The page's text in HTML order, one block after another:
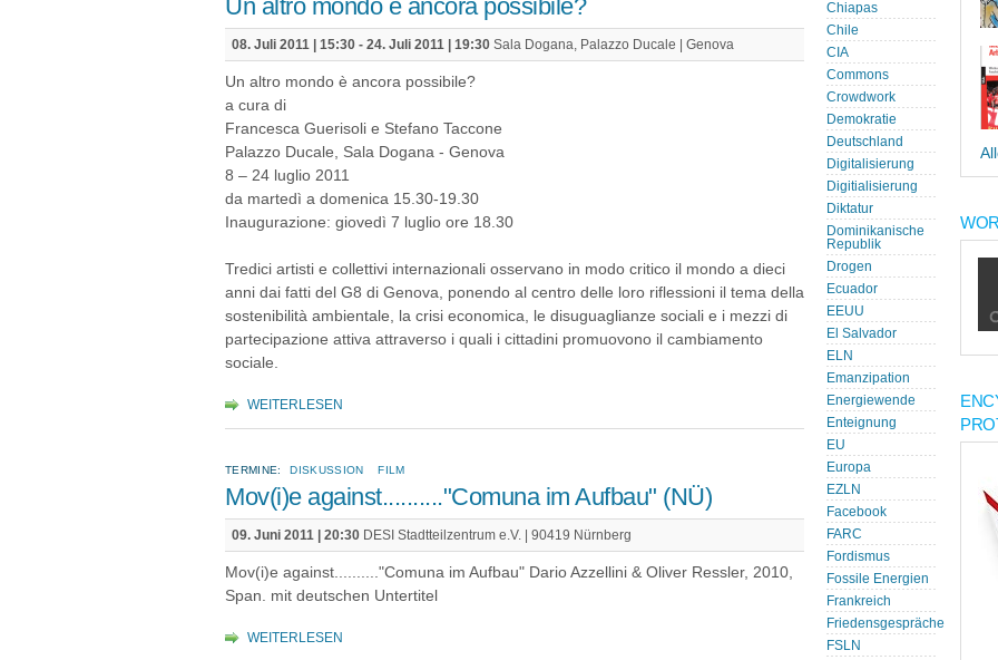
Un altro mondo è ancora possibile?
08. Juli 2011 | 15:30 - 24. Juli 2011 | 19:30 Sala Dogana, Palazzo Ducale | Genova
Un altro mondo è ancora possibile?
a cura di
Francesca Guerisoli e Stefano Taccone
Palazzo Ducale, Sala Dogana - Genova
8 – 24 luglio 2011
da martedì a domenica 15.30-19.30
Inaugurazione: giovedì 7 luglio ore 18.30
Tredici artisti e collettivi internazionali osservano in modo critico il mondo a dieci
anni dai fatti del G8 di Genova, ponendo al centro delle loro riflessioni il tema della
sostenibilità ambientale, la crisi economica, le disuguaglianze sociali e i mezzi di
partecipazione attiva attraverso i quali i cittadini promuovono il cambiamento
sociale.
WEITERLESEN
TERMINE: DISKUSSION FILM
Mov(i)e against.........."Comuna im Aufbau" (NÜ)
09. Juni 2011 | 20:30 DESI Stadtteilzentrum e.V. | 90419 Nürnberg
Mov(i)e against.........."Comuna im Aufbau" Dario Azzellini & Oliver Ressler, 2010,
Span. mit deutschen Untertitel
WEITERLESEN
Chiapas
Chile
CIA
Commons
Crowdwork
Demokratie
Deutschland
Digitalisierung
Digitialisierung
Diktatur
Dominikanische
Republik
Drogen
Ecuador
EEUU
El Salvador
ELN
Emanzipation
Energiewende
Enteignung
EU
Europa
EZLN
Facebook
FARC
Fordismus
Fossile Energien
Frankreich
Friedensgespräche
FSLN